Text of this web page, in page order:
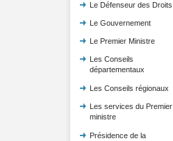
Le Défenseur des Droits
Le Gouvernement
Le Premier Ministre
Les Conseils
départementaux
Les Conseils régionaux
Les services du Premier
ministre
Présidence de la